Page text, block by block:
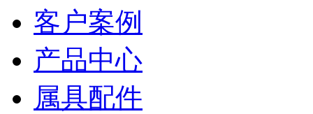
客户案例
产品中心
属具配件